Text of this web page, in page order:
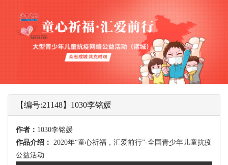
【编号:21148】1030李铭媛
作者： 1030李铭媛
作品介绍：
2020年“童心祈福，汇爱前行”-全国青少年儿童抗疫
公益活动